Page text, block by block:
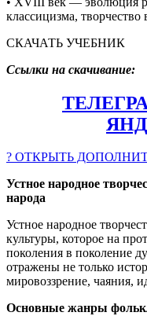
классицизма,
СКАЧАТЬ УЧЕБНИК
Ссылки на скачивание:
? ОТКРЫТЬ
Устное народное
народа
Устное народное
культуры, которое на
поколения в поколение
отражены не только
мировоззрение, чаяния,
Основные жанры